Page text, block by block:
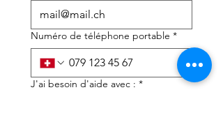
Numéro de téléphone portable *
J'ai besoin d'aide avec : *